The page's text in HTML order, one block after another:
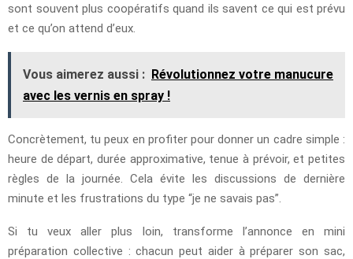
sont souvent plus coopératifs quand ils savent ce qui est prévu
et ce qu’on attend d’eux.
Vous aimerez aussi : Révolutionnez votre manucure
avec les vernis en spray !
Concrètement, tu peux en profiter pour donner un cadre simple :
heure de départ, durée approximative, tenue à prévoir, et petites
règles de la journée. Cela évite les discussions de dernière
minute et les frustrations du type “je ne savais pas”.
Si tu veux aller plus loin, transforme l’annonce en mini
préparation collective : chacun peut aider à préparer son sac,